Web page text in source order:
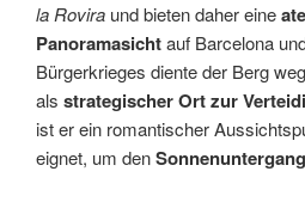
la Rovira und bieten daher eine
Panoramasichtauf Barcelona
Bürgerkrieges diente der Berg
als strategischer Ort zur
ist er ein romantischer
eignet, um denSonnenuntergang